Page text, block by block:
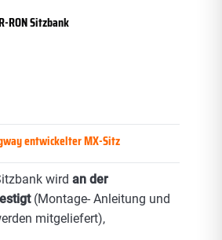
RON Sitzbank
entwickelter MX-Sitz
wird an der
(Montage- Anleitung und
mitgeliefert),